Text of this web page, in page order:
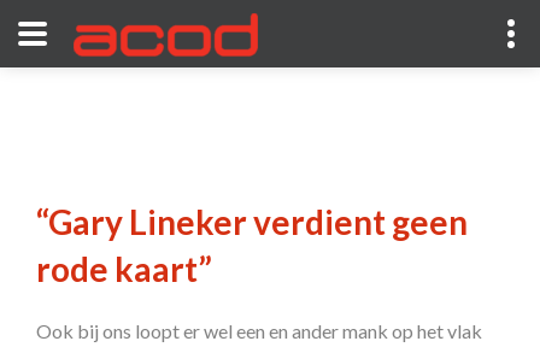
“Gary Lineker verdient geen
rode kaart”
Ook bij ons loopt er wel een en ander mank op het vlak